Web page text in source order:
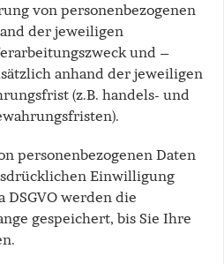
von personenbezogenen
der jeweiligen
und –
anhand der jeweiligen
(z.B. handels- und
personenbezogenen Daten
Einwilligung
DSGVO werden die
gespeichert, bis Sie Ihre